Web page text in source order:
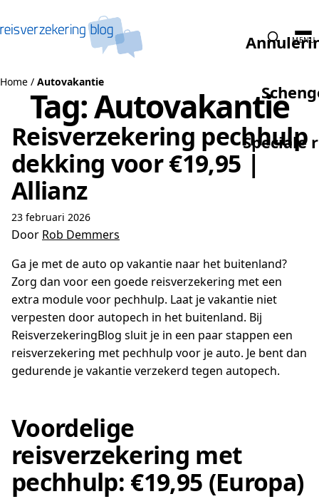
Speciale
MENU
Home / Autovakantie
Tag:Autovakantie
Reisverzekering pechhulp
dekking voor €19,95 |
Allianz
23 februari 2026
Door Rob Demmers
Ga je met de auto op vakantie naar het buitenland?
Zorg dan voor een goede reisverzekering met een
extra module voor pechhulp. Laat je vakantie niet
verpesten door autopech in het buitenland. Bij
ReisverzekeringBlog sluit je in een paar stappen een
reisverzekering met pechhulp voor je auto. Je bent dan
gedurende je vakantie verzekerd tegen autopech.
Voordelige
reisverzekering met
pechhulp: €19,95 (Europa)